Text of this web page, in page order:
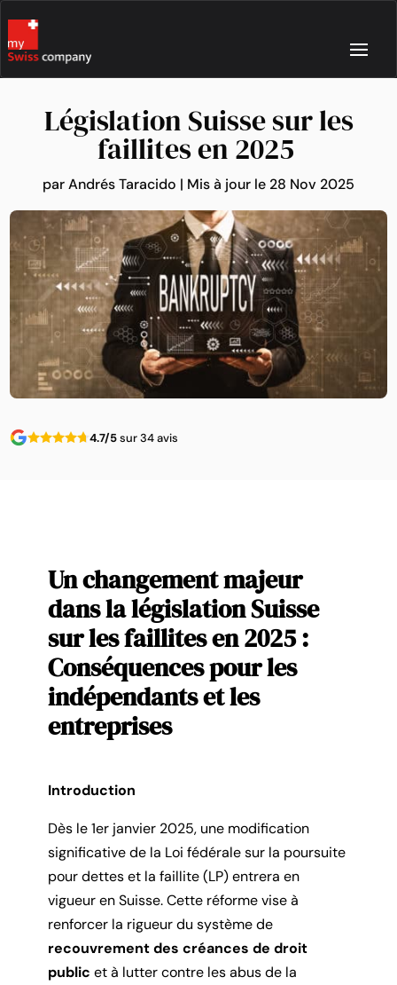
Législation Suisse sur les
faillites en 2025
parAndrés Taracido | Mis à jour le 28 Nov 2025
4.7/5sur 34 avis
Un changement majeur
dans la législation Suisse
sur les faillites en 2025 :
Conséquences pour les
indépendants et les
entreprises
Introduction
Dès le 1er janvier 2025, une modification
significative de la Loi fédérale sur la poursuite
pour dettes et la faillite (LP) entrera en
vigueur en Suisse. Cette réforme vise à
renforcer la rigueur du système de
recouvrement des créances de droit
public et à lutter contre les abus de la